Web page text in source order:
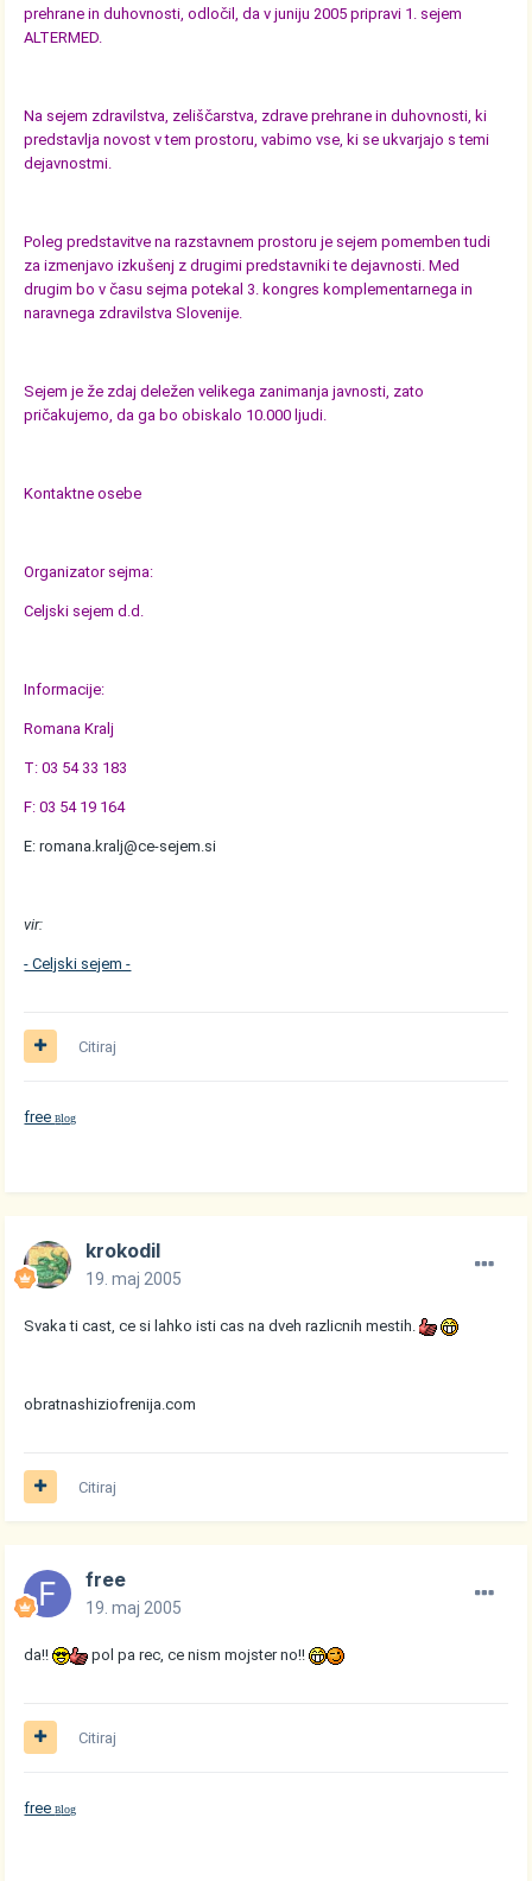
prehrane in duhovnosti, odločil, da v juniju 2005 pripravi 1. sejem
ALTERMED.
Na sejem zdravilstva, zeliščarstva, zdrave prehrane in duhovnosti, ki
predstavlja novost v tem prostoru, vabimo vse, ki se ukvarjajo s temi
dejavnostmi.
Poleg predstavitve na razstavnem prostoru je sejem pomemben tudi
za izmenjavo izkušenj z drugimi predstavniki te dejavnosti. Med
drugim bo v času sejma potekal 3. kongres komplementarnega in
naravnega zdravilstva Slovenije.
Sejem je že zdaj deležen velikega zanimanja javnosti, zato
pričakujemo, da ga bo obiskalo 10.000 ljudi.
Kontaktne osebe
Organizator sejma:
Celjski sejem d.d.
Informacije:
Romana Kralj
T: 03 54 33 183
F: 03 54 19 164
E: romana.kralj@ce-sejem.si
vir:
- Celjski sejem -
Citiraj
freeBlog
krokodil
19. maj 2005
Svaka ti cast, ce si lahko isti cas na dveh razlicnih mestih.
obratnashiziofrenija.com
Citiraj
free
19. maj 2005
da!! pol pa rec, ce nism mojster no!!
Citiraj
freeBlog